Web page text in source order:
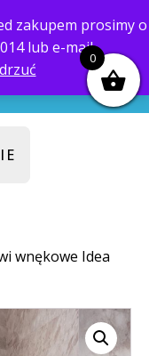
zakupem prosimy o
lub e-mail
10-50
wnękowe Idea
0